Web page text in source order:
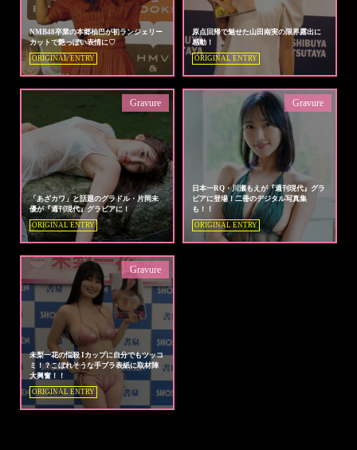
NMB48卒業の本郷柚巴が初ランジェリー
カットで艶っぽい表情に♡
ORIGINAL ENTRY
原点回帰で魅せた山田南実の限界露出に
感動！
ORIGINAL ENTRY
「あざカワ」と話題のグラドル・片岡未
優が『週刊現代』グラビアに！
ORIGINAL ENTRY
Gravure
日本一RQ・川瀬もえが『週刊現代』グラ
ビアに登場！二冊のデジタル写真集
も！！
ORIGINAL ENTRY
Gravure
未梨一花の悩殺 Iカップに自分でもツッコ
ミ！？こぼれそうな手ブラ表紙に取材陣
大興奮！！
ORIGINAL ENTRY
Gravure